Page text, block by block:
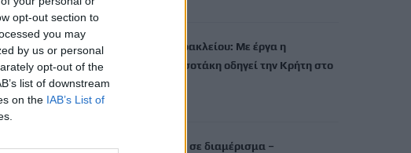
opt-out section to
you may
by us or personal
opt-out of the
list of downstream
on the IAB’s List of
ΔΕΕΠ (ΝΟΔΕ) Ηρακλείου: Με έργα η
κυβέρνηση Μητσοτάκη οδηγεί την Κρήτη στο
μέλλον
7 Αυγούστου, 2026
Ρέθυμνο: Φωτιά σε διαμέρισμα –